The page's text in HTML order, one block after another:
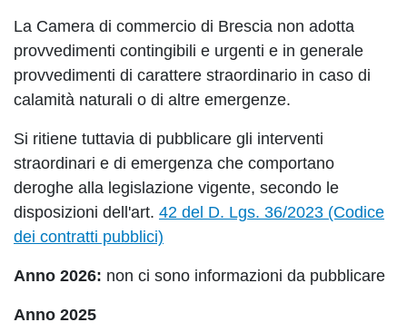
La Camera di commercio di Brescia non adotta
provvedimenti contingibili e urgenti e in generale
provvedimenti di carattere straordinario in caso di
calamità naturali o di altre emergenze.
Si ritiene tuttavia di pubblicare gli interventi
straordinari e di emergenza che comportano
deroghe alla legislazione vigente, secondo le
disposizioni dell'art. 42 del D. Lgs. 36/2023 (Codice
dei contratti pubblici)
Anno 2026: non ci sono informazioni da pubblicare
Anno 2025